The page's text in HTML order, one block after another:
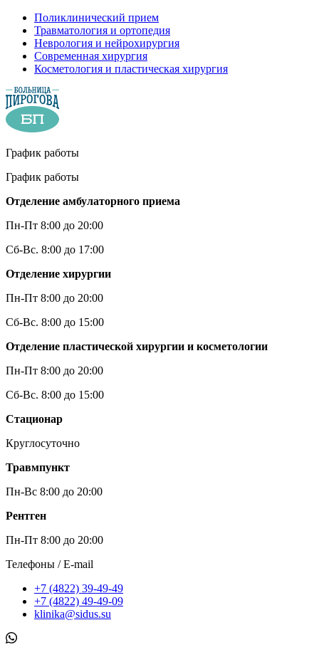
Поликлинический прием
Травматология и ортопедия
Неврология и нейрохирургия
Современная хирургия
Косметология и пластическая хирургия
График работы
График работы
Отделение амбулаторного приема
Пн-Пт 8:00 до 20:00
Сб-Вс. 8:00 до 17:00
Отделение хирургии
Пн-Пт 8:00 до 20:00
Сб-Вс. 8:00 до 15:00
Отделение пластической хирургии и косметологии
Пн-Пт 8:00 до 20:00
Сб-Вс. 8:00 до 15:00
Стационар
Круглосуточно
Травмпункт
Пн-Вс 8:00 до 20:00
Рентген
Пн-Пт 8:00 до 20:00
Телефоны / E-mail
+7 (4822) 39-49-49
+7 (4822) 49-49-09
klinika@sidus.su